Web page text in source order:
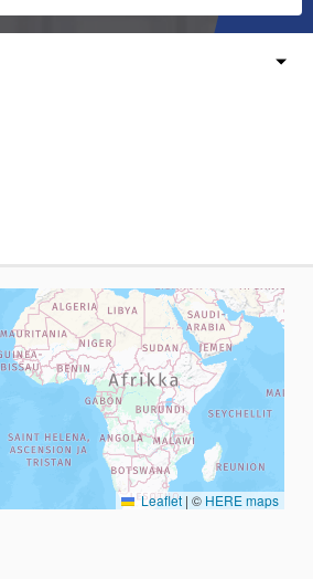
on kartta, joka esittää tämän sivun
Leaflet | © HERE maps